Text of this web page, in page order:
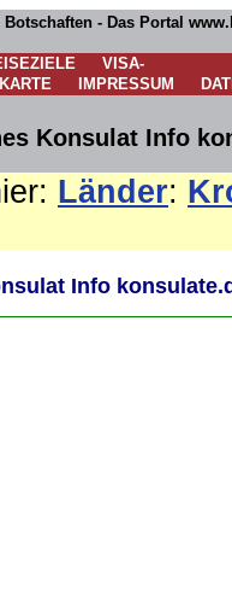
- Das Portal
VISA-
IMPRESSUM
Konsulat Info
Länder:
Info